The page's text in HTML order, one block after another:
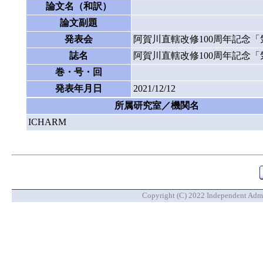
論文名（和訳）
論文副題
発表会
阿賀川直轄改修100周年記念
誌名
阿賀川直轄改修100周年記念
巻・号・回
発表年月日
2021/12/12
所属研究室／機関名
ICHARM
Copyright (C) 2022 Independent